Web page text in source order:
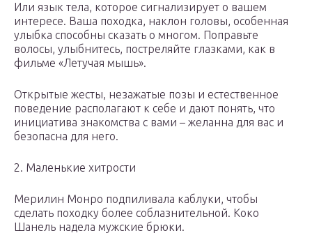
Или язык тела, которое сигнализирует о вашем
интересе. Ваша походка, наклон головы, особенная
улыбка способны сказать о многом. Поправьте
волосы, улыбнитесь, постреляйте глазками, как в
фильме «Летучая мышь».
Открытые жесты, незажатые позы и естественное
поведение располагают к себе и дают понять, что
инициатива знакомства с вами – желанна для вас и
безопасна для него.
2. Маленькие хитрости
Мерилин Монро подпиливала каблуки, чтобы
сделать походку более соблазнительной. Коко
Шанель надела мужские брюки.